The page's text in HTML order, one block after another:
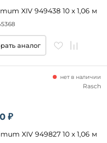
XIV 949438 10 x 1,06 м
аналог
₽
XIV 949827 10 x 1,06 м
нет в наличии
Rasch